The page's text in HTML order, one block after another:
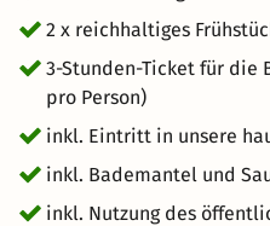
der Tag in Ruhe genießen.
perfekt Erholung und
entspannendes
2 x reichhaltiges
3-Stunden-Ticket für die
pro Person)
inkl. Eintritt in unsere
inkl. Bademantel und
inkl. Nutzung des